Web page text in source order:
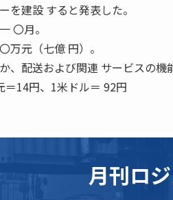
を建設 すると発表した。
〇月。
万元（七億 円）。
、配送および関連 サービスの機
＝14円、1米ドル＝ 92円
月刊ロ